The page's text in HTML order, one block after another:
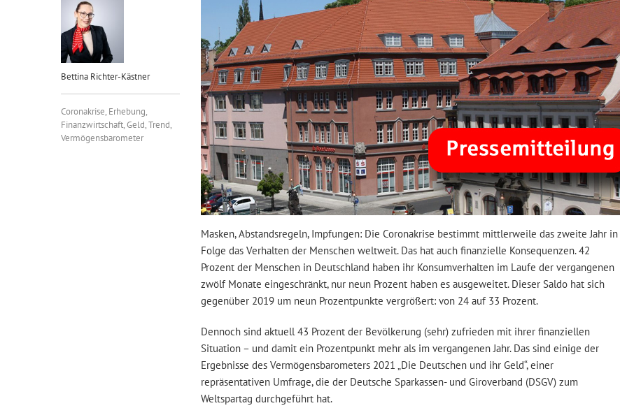
Bettina Richter-Kästner
Coronakrise, Erhebung,
Finanzwirtschaft,Geld,Trend,
Vermögensbarometer
Masken, Abstandsregeln, Impfungen: Die Coronakrise bestimmt mittlerweile das zweite Jahr in
Folge das Verhalten der Menschen weltweit. Das hat auch finanzielle Konsequenzen. 42
Prozent der Menschen in Deutschland haben ihr Konsumverhalten im Laufe der vergangenen
zwölf Monate eingeschränkt, nur neun Prozent haben es ausgeweitet. Dieser Saldo hat sich
gegenüber 2019 um neun Prozentpunkte vergrößert: von 24 auf 33 Prozent.
Dennoch sind aktuell 43 Prozent der Bevölkerung (sehr) zufrieden mit ihrer finanziellen
Situation – und damit ein Prozentpunkt mehr als im vergangenen Jahr. Das sind einige der
Ergebnisse des Vermögensbarometers 2021 „Die Deutschen und ihr Geld“, einer
repräsentativen Umfrage, die der Deutsche Sparkassen- und Giroverband (DSGV) zum
Weltspartag durchgeführt hat.